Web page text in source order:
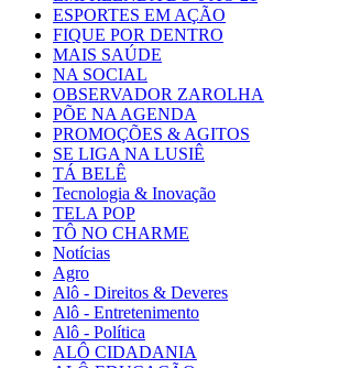
ESPORTES EM AÇÃO
FIQUE POR DENTRO
MAIS SAÚDE
NA SOCIAL
OBSERVADOR ZAROLHA
PÕE NA AGENDA
PROMOÇÕES & AGITOS
SE LIGA NA LUSIÊ
TÁ BELÊ
Tecnologia & Inovação
TELA POP
TÔ NO CHARME
Notícias
Agro
Alô - Direitos & Deveres
Alô - Entretenimento
Alô - Política
ALÔ CIDADANIA